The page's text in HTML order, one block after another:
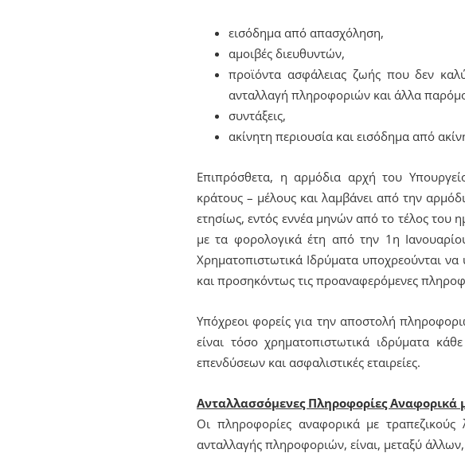
εισόδημα από απασχόληση,
αμοιβές διευθυντών,
προϊόντα ασφάλειας ζωής που δεν
ανταλλαγή πληροφοριών και άλλα
συντάξεις,
ακίνητη περιουσία και εισόδημα από
Επιπρόσθετα, η αρμόδια αρχή του
κράτους – μέλους και λαμβάνει από την
ετησίως, εντός εννέα μηνών από το τέλος του
με τα φορολογικά έτη από την 1η
Χρηματοπιστωτικά Ιδρύματα υποχρεούνται
και προσηκόντως τις προαναφερόμενες
Υπόχρεοι φορείς για την αποστολή
είναι τόσο χρηματοπιστωτικά ιδρύματα
επενδύσεων και ασφαλιστικές εταιρείες.
Ανταλλασσόμενες Πληροφορίες Αναφορικά
Οι πληροφορίες αναφορικά με
ανταλλαγής πληροφοριών, είναι, μεταξύ